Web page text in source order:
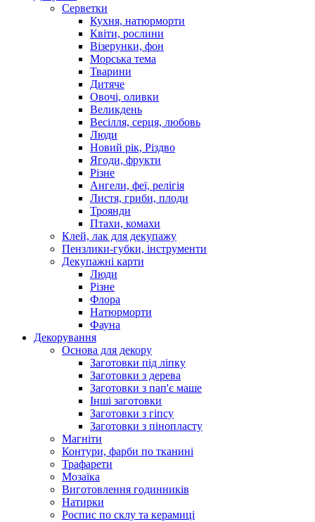
Серветки
Кухня, натюрморти
Квіти, рослини
Візерунки, фон
Морська тема
Тварини
Дитяче
Овочі, оливки
Великдень
Весілля, серця, любовь
Люди
Новий рік, Різдво
Ягоди, фрукти
Різне
Ангели, феї, релігія
Листя, гриби, плоди
Троянди
Птахи, комахи
Клей, лак для декупажу
Пензлики-губки, інструменти
Декупажні карти
Люди
Різне
Флора
Натюрморти
Фауна
Декорування
Основа для декору
Заготовки під ліпку
Заготовки з дерева
Заготовки з пап'є маше
Інші заготовки
Заготовки з гіпсу
Заготовки з пінопласту
Магніти
Контури, фарби по тканині
Трафарети
Мозаїка
Виготовлення годинників
Натирки
Роспис по склу та керамиці